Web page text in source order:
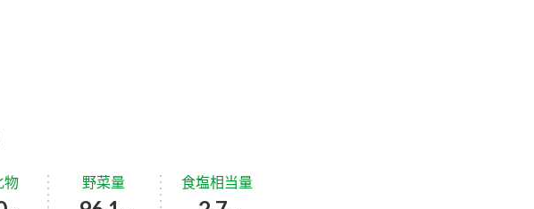
物 野菜量 食塩相当量